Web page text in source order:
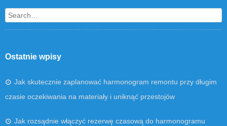
Search
Ostatnie wpisy
Jak skutecznie zaplanować harmonogram remontu przy długim
czasie oczekiwania na materiały i uniknąć przestojów
Jak rozsądnie włączyć rezerwę czasową do harmonogramu